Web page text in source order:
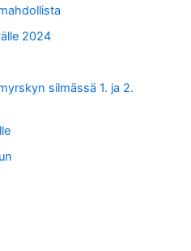
2024
silmässä 1. ja 2.